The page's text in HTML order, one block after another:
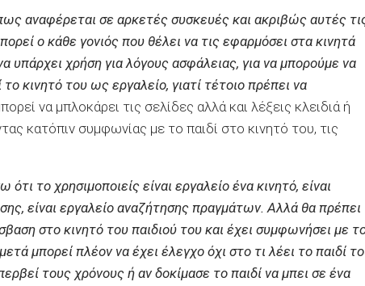
αναφέρεται σε αρκετές συσκευές και ακριβώς αυτές
ο κάθε γονιός που θέλει να τις εφαρμόσει στα κινητά
υπάρχει χρήση για λόγους ασφάλειας, για να μπορούμε να
κινητό του ως εργαλείο, γιατί τέτοιο πρέπει να
να μπλοκάρει τις σελίδες αλλά και λέξεις κλειδιά ή
κατόπιν συμφωνίας με το παιδί στο κινητό του, τις
το χρησιμοποιείς είναι εργαλείο ένα κινητό, είναι
είναι εργαλείο αναζήτησης πραγμάτων. Αλλά θα πρέπει
στο κινητό του παιδιού του και έχει συμφωνήσει με
μπορεί πλέον να έχει έλεγχο όχι στο τι λέει το παιδί
τους χρόνους ή αν δοκίμασε το παιδί να μπει σε ένα